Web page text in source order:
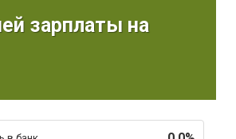
зарплаты на